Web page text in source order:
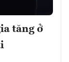
tăng ở